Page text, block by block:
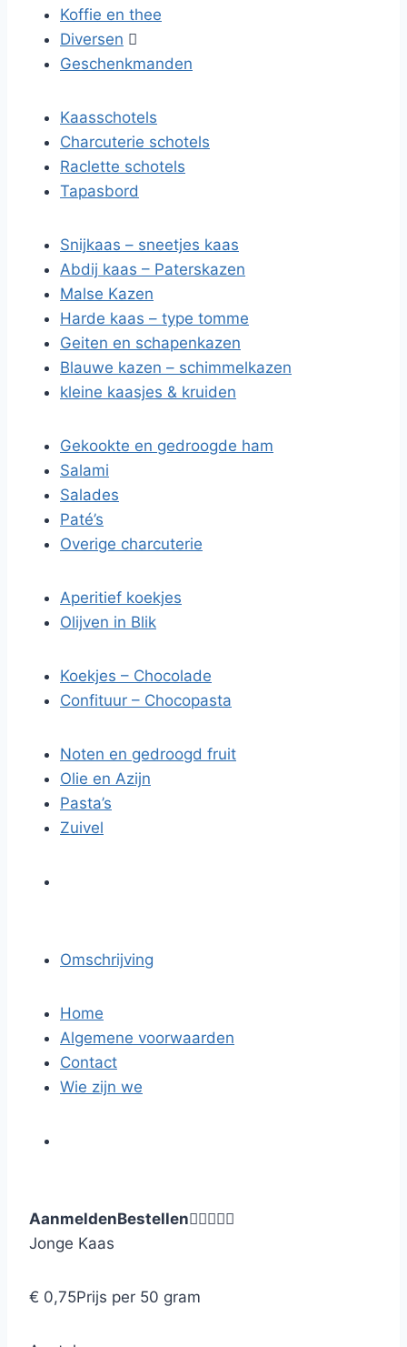
Koffie en thee
Diversen 
Geschenkmanden
Kaasschotels
Charcuterie schotels
Raclette schotels
Tapasbord
Snijkaas – sneetjes kaas
Abdij kaas – Paterskazen
Malse Kazen
Harde kaas – type tomme
Geiten en schapenkazen
Blauwe kazen – schimmelkazen
kleine kaasjes & kruiden
Gekookte en gedroogde ham
Salami
Salades
Paté’s
Overige charcuterie
Aperitief koekjes
Olijven in Blik
Koekjes – Chocolade
Confituur – Chocopasta
Noten en gedroogd fruit
Olie en Azijn
Pasta’s
Zuivel
Omschrijving
Home
Algemene voorwaarden
Contact
Wie zijn we
AanmeldenBestellen
Jonge Kaas
€ 0,75Prijs per 50 gram